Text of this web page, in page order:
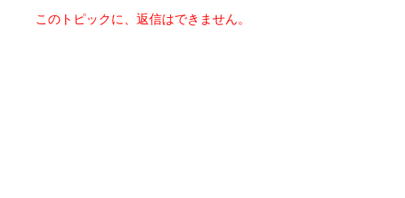
このトピックに、返信はできません。